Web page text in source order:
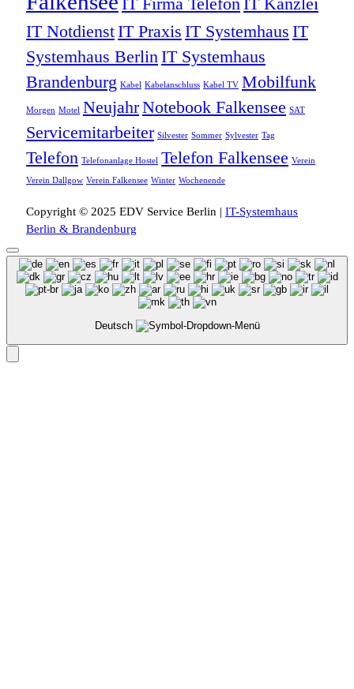
IT Firma TelefonIT Kanzlei
IT NotdienstIT Praxis IT Systemhaus IT
Systemhaus BerlinIT Systemhaus
Brandenburg Kabel Kabelanschluss Kabel TV Mobilfunk
Morgen Motel NeujahrNotebook Falkensee SAT
Servicemitarbeiter Silvester Sommer Sylvester Tag
Telefon Telefonanlage Hostel Telefon Falkensee Verein
Verein Dallgow Verein Falkensee Winter Wochenende
Copyright © 2025 EDV Service Berlin | IT-Systemhaus
Berlin & Brandenburg
Deutsch